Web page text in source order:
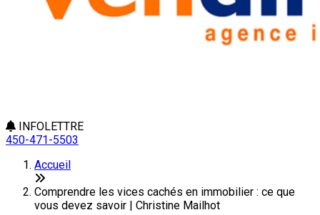
INFOLETTRE
450-471-5503
Accueil
Comprendre les vices cachés en immobilier : ce que
vous devez savoir | Christine Mailhot